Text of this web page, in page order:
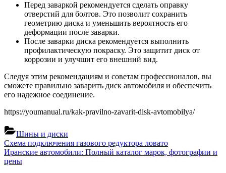
Перед заваркой рекомендуется сделать оправку
отверстий для болтов. Это позволит сохранить
геометрию диска и уменьшить вероятность его
деформации после заварки.
После заварки диска рекомендуется выполнить
профилактическую покраску. Это защитит диск от
коррозии и улучшит его внешний вид.
Следуя этим рекомендациям и советам профессионалов, вы
сможете правильно заварить диск автомобиля и обеспечить
его надежное соединение.
https://youmanual.ru/kak-pravilno-zavarit-disk-avtomobilya/
Шины и диски
Навигация
по
Previous
Post:
Схема подключения газового редуктора ловато
Next
Post:
Иранские автомобили: Полный каталог марок, фотографии и
цены